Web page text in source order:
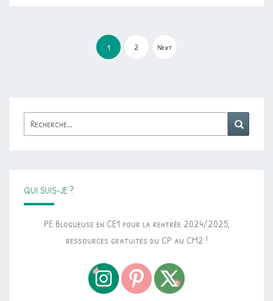
des
publications
1 2 Next
Rechercher :
QUI SUIS-JE ?
PE Blogueuse en CE1 pour la rentrée 2024/2025,
ressources gratuites du CP au CM2 !